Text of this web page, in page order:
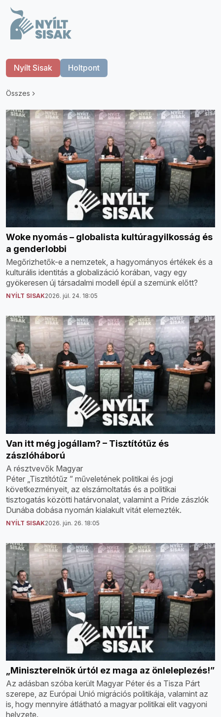
Nyílt Sisak Holtpont
Összes
Woke nyomás – globalista kultúragyilkosság és
a genderlobbi
Megőrizhetők-e a nemzetek, a hagyományos értékek és a
kulturális identitás a globalizáció korában, vagy egy
gyökeresen új társadalmi modell épül a szemünk előtt?
NYÍLT SISAK2026. júl. 24. 18:05
Van itt még jogállam? – Tisztítótűz és
zászlóháború
A résztvevők Magyar
Péter „Tisztítótűz ” műveletének politikai és jogi
következményeit, az elszámoltatás és a politikai
tisztogatás közötti határvonalat, valamint a Pride zászlók
Dunába dobása nyomán kialakult vitát elemezték.
NYÍLT SISAK2026. jún. 26. 18:05
„Miniszterelnök úrtól ez maga az önleleplezés!”
Az adásban szóba került Magyar Péter és a Tisza Párt
szerepe, az Európai Unió migrációs politikája, valamint az
is, hogy mennyire átlátható a magyar politikai elit vagyoni
helyzete.